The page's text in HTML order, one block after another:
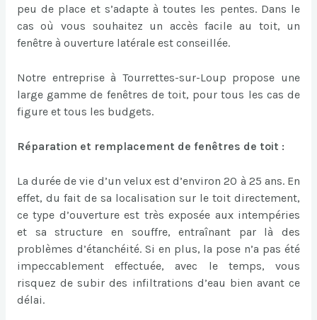
peu de place et s’adapte à toutes les pentes. Dans le
cas où vous souhaitez un accès facile au toit, un
fenêtre à ouverture latérale est conseillée.
Notre entreprise à Tourrettes-sur-Loup propose une
large gamme de fenêtres de toit, pour tous les cas de
figure et tous les budgets.
Réparation et remplacement de fenêtres de toit :
La durée de vie d’un velux est d’environ 20 à 25 ans. En
effet, du fait de sa localisation sur le toit directement,
ce type d’ouverture est très exposée aux intempéries
et sa structure en souffre, entraînant par là des
problèmes d’étanchéité. Si en plus, la pose n’a pas été
impeccablement effectuée, avec le temps, vous
risquez de subir des infiltrations d’eau bien avant ce
délai.